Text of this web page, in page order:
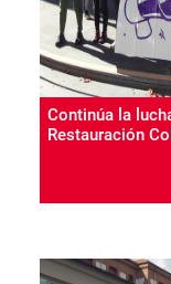
Continúa la
Restauración